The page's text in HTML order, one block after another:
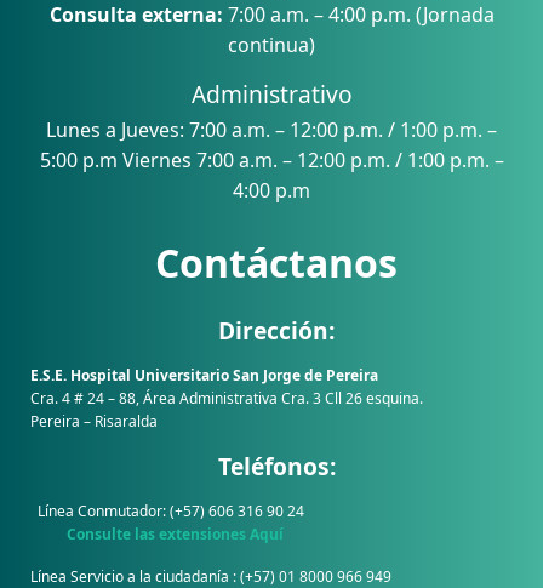
Consulta externa: 7:00 a.m. – 4:00 p.m. (Jornada
continua)
Administrativo
Lunes a Jueves: 7:00 a.m. – 12:00 p.m. / 1:00 p.m. –
5:00 p.m Viernes 7:00 a.m. – 12:00 p.m. / 1:00 p.m. –
4:00 p.m
Contáctanos
Dirección:
E.S.E. Hospital Universitario San Jorge de Pereira
Cra. 4 # 24 – 88, Área Administrativa Cra. 3 Cll 26 esquina.
Pereira – Risaralda
Teléfonos:
Línea Conmutador: (+57) 606 316 90 24
Consulte las extensiones Aquí
Línea Servicio a la ciudadanía : (+57) 01 8000 966 949